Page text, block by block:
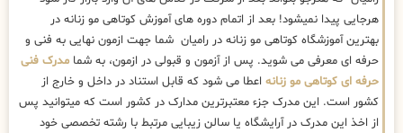
هرجایی پیدا نمیشود! بعد از اتمام دوره های آموزش کوتاهی مو زنانه در
بهترین آموزشگاه کوتاهی مو زنانه در رامیان شما جهت ازمون نهایی به فنی و
حرفه ای معرفی می شوید. پس از آزمون و قبولی در ازمون، به شما مدرک فنی
حرفه ای کوتاهی مو زنانه اعطا می شود که قابل استناد در داخل و خارج از
کشور است. این مدرک جزء معتبرترین مدارک در کشور است که میتوانید پس
از اخذ این مدرک در آرایشگاه یا سالن زیبایی مرتبط با رشته تخصصی خود